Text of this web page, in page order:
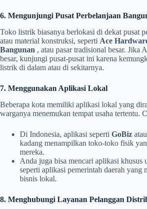
6. Mengunjungi Pusat Perbelanjaan
Toko listrik biasanya berlokasi di dekat pusat
atau material konstruksi, seperti Ace
Bangunan , atau pasar tradisional besar. Jika
besar, kunjungi pusat-pusat ini karena
listrik di dalam atau di sekitarnya.
7. Menggunakan Aplikasi Lokal
Beberapa kota memiliki aplikasi lokal yang
warganya menemukan tempat usaha tertentu.
Di Indonesia, aplikasi seperti GoBiz atau
kadang menampilkan toko-toko fisik
mereka.
Anda juga bisa mencari aplikasi khusus
seperti aplikasi pemerintah daerah yang
bisnis lokal.
8. Menghubungi Layanan Pelanggan